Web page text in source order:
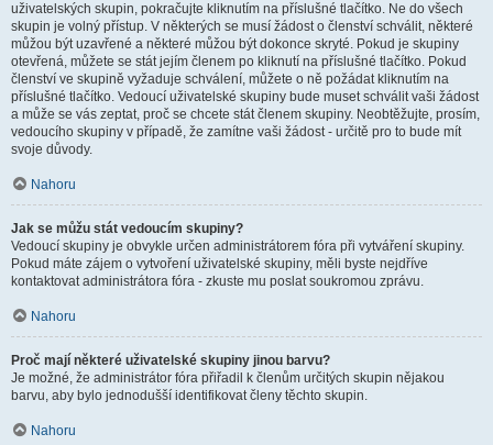
uživatelských skupin, pokračujte kliknutím na příslušné tlačítko. Ne do všech
skupin je volný přístup. V některých se musí žádost o členství schválit, některé
můžou být uzavřené a některé můžou být dokonce skryté. Pokud je skupiny
otevřená, můžete se stát jejím členem po kliknutí na příslušné tlačítko. Pokud
členství ve skupině vyžaduje schválení, můžete o ně požádat kliknutím na
příslušné tlačítko. Vedoucí uživatelské skupiny bude muset schválit vaši žádost
a může se vás zeptat, proč se chcete stát členem skupiny. Neobtěžujte, prosím,
vedoucího skupiny v případě, že zamítne vaši žádost - určitě pro to bude mít
svoje důvody.
Nahoru
Jak se můžu stát vedoucím skupiny?
Vedoucí skupiny je obvykle určen administrátorem fóra při vytváření skupiny.
Pokud máte zájem o vytvoření uživatelské skupiny, měli byste nejdříve
kontaktovat administrátora fóra - zkuste mu poslat soukromou zprávu.
Nahoru
Proč mají některé uživatelské skupiny jinou barvu?
Je možné, že administrátor fóra přiřadil k členům určitých skupin nějakou
barvu, aby bylo jednodušší identifikovat členy těchto skupin.
Nahoru